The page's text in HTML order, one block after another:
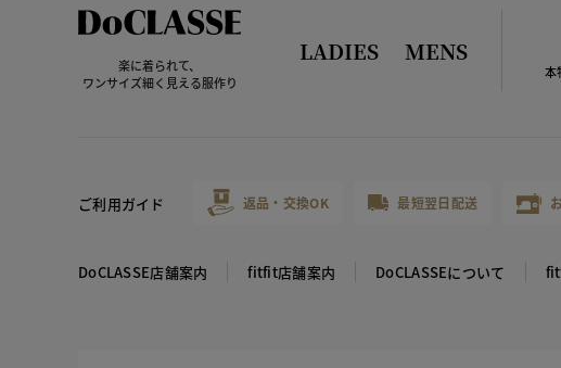
楽に着られて、
ワンサイズ細く見える服作り
LADIES MENS
本
ご利用ガイド 返品・交換OK 最短翌日配送
DoCLASSE店舗案内 fitfit店舗案内 DoCLASSEについて